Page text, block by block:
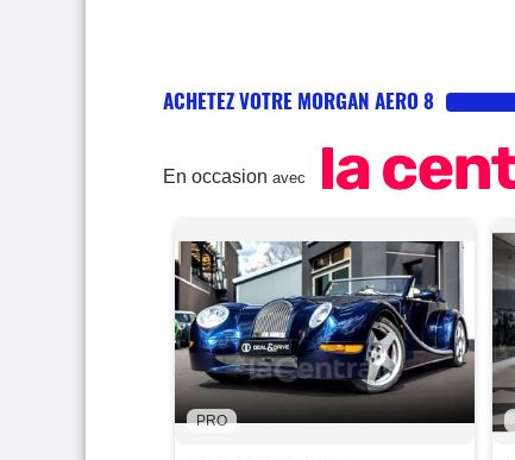
ACHETEZ VOTRE MORGAN AERO 8
En occasion avec
PRO